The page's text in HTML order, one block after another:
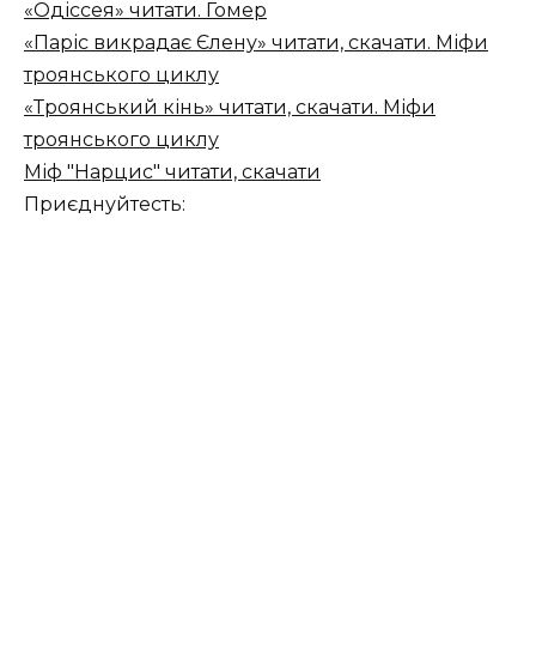
«Одіссея» читати. Гомер
«Паріс викрадає Єлену» читати, скачати. Міфи
троянського циклу
«Троянський кінь» читати, скачати. Міфи
троянського циклу
Міф "Нарцис" читати, скачати
Приєднуйтесть: